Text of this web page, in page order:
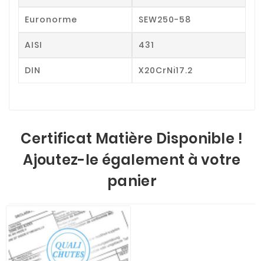
Euronorme SEW250-58
AISI 431
DIN X20CrNi17.2
Certificat Matière Disponible !
Ajoutez-le également à votre
panier